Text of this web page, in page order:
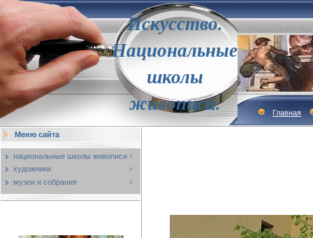
Искусство.
Национальные
школы
живописи.
Главная
Меню сайта
национальные школы живописи
художники
музеи и собрания